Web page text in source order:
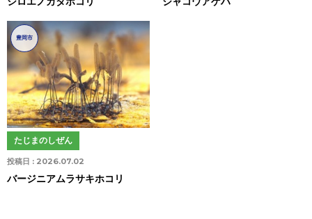
豊岡市
投稿日 : 2026.07.02
たじまのしぜん
バージニアムラサキホコリ